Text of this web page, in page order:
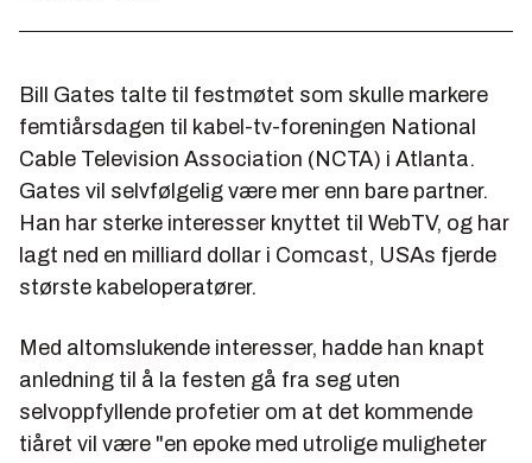
Bill Gates talte til festmøtet som skulle markere
femtiårsdagen til kabel-tv-foreningen National
Cable Television Association (NCTA) i Atlanta.
Gates vil selvfølgelig være mer enn bare partner.
Han har sterke interesser knyttet til WebTV, og har
lagt ned en milliard dollar i Comcast, USAs fjerde
største kabeloperatører.
Med altomslukende interesser, hadde han knapt
anledning til å la festen gå fra seg uten
selvoppfyllende profetier om at det kommende
tiåret vil være "en epoke med utrolige muligheter